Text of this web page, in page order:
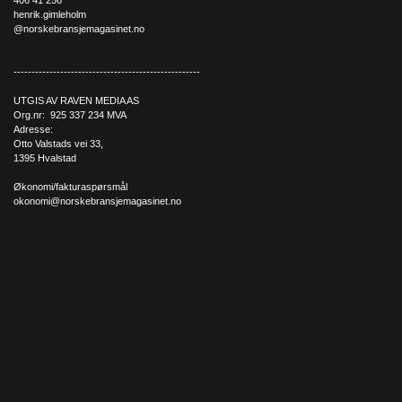
Vi intervjuer fortløpende. Send derfor inn din søknad
allerede i dag. Vi tar snarlig kontakt.
henrik.gimleholm
@norskebransjemagasinet.no
----------------------------------------------------
UTGIS AV RAVEN MEDIA AS
Org.nr: 925 337 234 MVA
Adresse:
Otto Valstads vei 33,
1395 Hvalstad
Økonomi/fakturaspørsmål
okonomi@norskebransjemagasinet.no